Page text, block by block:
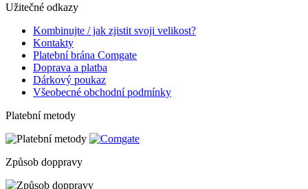
Užitečné odkazy
Kombinujte / jak zjistit svoji velikost?
Kontakty
Platební brána Comgate
Doprava a platba
Dárkový poukaz
Všeobecné obchodní podmínky
Platební metody
Způsob doppravy